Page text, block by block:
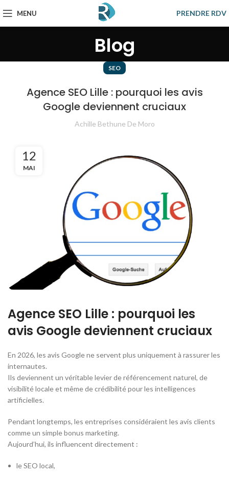
MENU PRENDRE RDV
Blog
SEO
Agence SEO Lille : pourquoi les avis
Google deviennent cruciaux
Achille Bethune De Moro
12
MAI
Agence SEO Lille : pourquoi les
avis Google deviennent cruciaux
En 2026, les avis Google ne servent plus uniquement à rassurer les
internautes.
Ils deviennent un véritable levier de référencement naturel, de
visibilité locale et même de crédibilité pour les intelligences
artificielles.
Pendant longtemps, les entreprises considéraient les avis clients
comme un simple bonus marketing.
Aujourd’hui, ils influencent directement :
le SEO local,